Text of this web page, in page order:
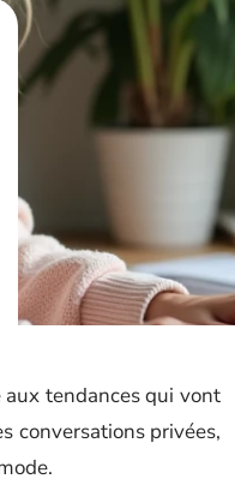
aux tendances qui vont
conversations privées,